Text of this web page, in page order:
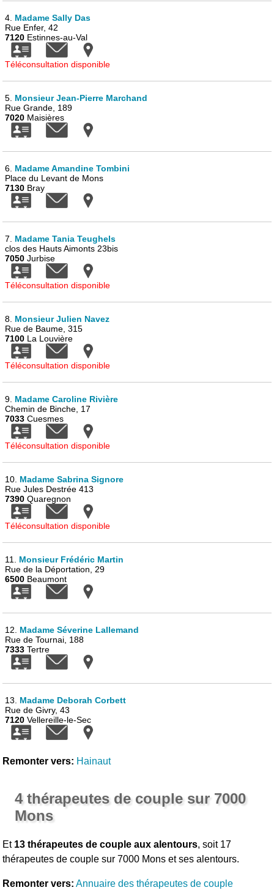
4. Madame Sally Das
Rue Enfer, 42
7120 Estinnes-au-Val
Téléconsultation disponible
5. Monsieur Jean-Pierre Marchand
Rue Grande, 189
7020 Maisières
6. Madame Amandine Tombini
Place du Levant de Mons
7130 Bray
7. Madame Tania Teughels
clos des Hauts Aimonts 23bis
7050 Jurbise
Téléconsultation disponible
8. Monsieur Julien Navez
Rue de Baume, 315
7100 La Louvière
Téléconsultation disponible
9. Madame Caroline Rivière
Chemin de Binche, 17
7033 Cuesmes
Téléconsultation disponible
10. Madame Sabrina Signore
Rue Jules Destrée 413
7390 Quaregnon
Téléconsultation disponible
11. Monsieur Frédéric Martin
Rue de la Déportation, 29
6500 Beaumont
12. Madame Séverine Lallemand
Rue de Tournai, 188
7333 Tertre
13. Madame Deborah Corbett
Rue de Givry, 43
7120 Vellereille-le-Sec
Remonter vers: Hainaut
4 thérapeutes de couple sur 7000
Mons
Et 13 thérapeutes de couple aux alentours, soit 17
thérapeutes de couple sur 7000 Mons et ses alentours.
Remonter vers: Annuaire des thérapeutes de couple